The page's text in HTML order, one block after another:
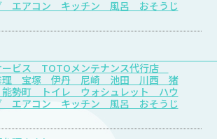
エアコン キッチン 風呂 おそうじ
ービス TOTOメンテナンス代行店
理 宝塚 伊丹 尼崎 池田 川西 猪
勢町 トイレ ウォシュレット ハウ
エアコン キッチン 風呂 おそうじ